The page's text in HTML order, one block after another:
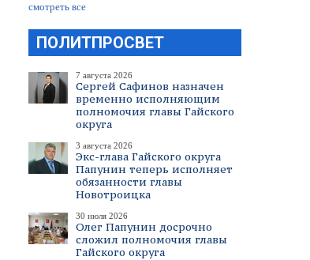
смотреть все
ПОЛИТПРОСВЕТ
7 августа 2026
Сергей Сафинов назначен
временно исполняющим
полномочия главы Гайского
округа
3 августа 2026
Экс-глава Гайского округа
Папунин теперь исполняет
обязанности главы
Новотроицка
30 июля 2026
Олег Папунин досрочно
сложил полномочия главы
Гайского округа